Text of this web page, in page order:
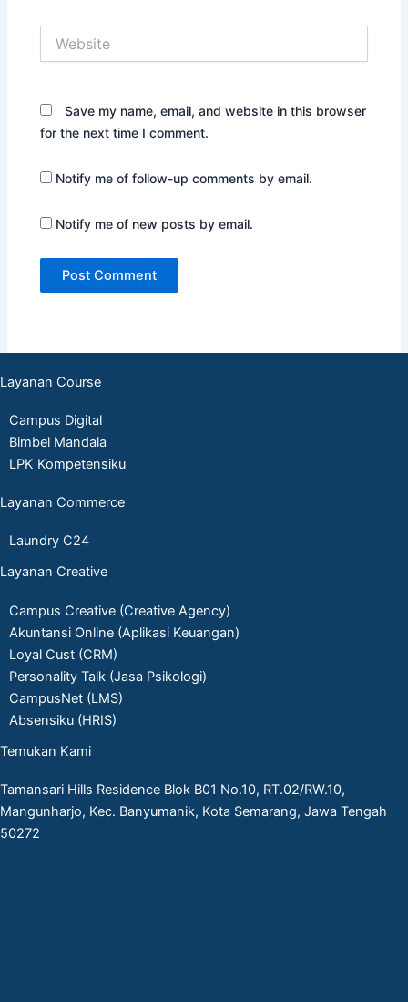
Save my name, email, and website in this browser
for the next time I comment.
Notify me of follow-up comments by email.
Notify me of new posts by email.
Layanan Course
Campus Digital
Bimbel Mandala
LPK Kompetensiku
Layanan Commerce
Laundry C24
Layanan Creative
Campus Creative (Creative Agency)
Akuntansi Online (Aplikasi Keuangan)
Loyal Cust (CRM)
Personality Talk (Jasa Psikologi)
CampusNet (LMS)
Absensiku (HRIS)
Temukan Kami
Tamansari Hills Residence Blok B01 No.10, RT.02/RW.10,
Mangunharjo, Kec. Banyumanik, Kota Semarang, Jawa Tengah
50272